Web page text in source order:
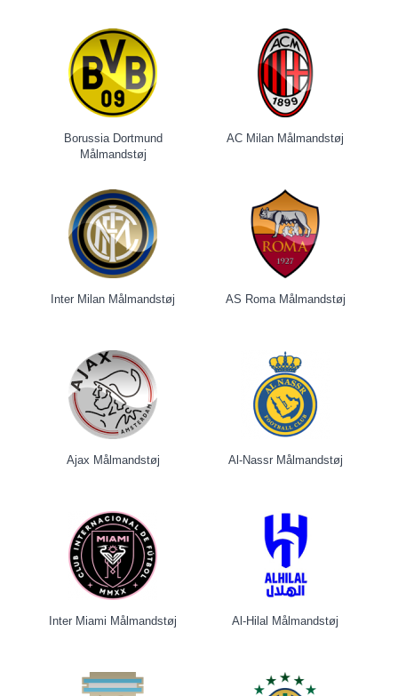
Borussia Dortmund
Målmandstøj
AC Milan Målmandstøj
Inter Milan Målmandstøj AS Roma Målmandstøj
Ajax Målmandstøj Al-Nassr Målmandstøj
Inter Miami Målmandstøj Al-Hilal Målmandstøj